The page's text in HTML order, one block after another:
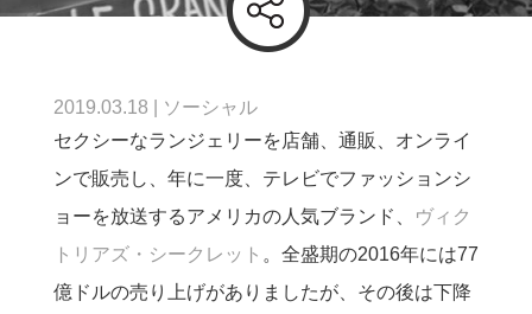
2019.03.18
ソーシャル
セクシーなランジェリーを店舗、通販、オンライ
ンで販売し、年に一度、テレビでファッションシ
ョーを放送するアメリカの人気ブランド、
ヴィク
トリアズ・シークレット 。 全盛期の2016年には77
億ドルの売り上げがありましたが、その後は下降